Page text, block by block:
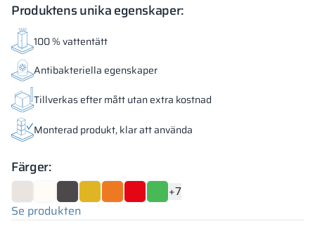
Produktens unika egenskaper:
100 % vattentätt
Antibakteriella egenskaper
Tillverkas efter mått utan extra kostnad
Monterad produkt, klar att använda
Färger:
+7
Se produkten